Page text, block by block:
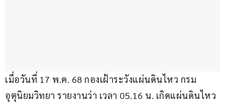
เมื่อวันที่ 17 พ.ค. 68 กองเฝ้าระวังแผ่นดินไหว กรม
อุตุนิยมวิทยา รายงานว่า เวลา 05.16 น. เกิดแผ่นดินไหว